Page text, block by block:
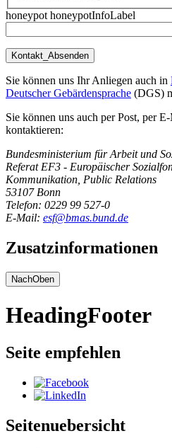
honeypot honeypotInfoLabel
Sie können uns Ihr Anliegen auch in
Deutscher Gebärdensprache (DGS)
Sie können uns auch per Post, per
kontaktieren:
Bundesministerium für Arbeit und
Referat EF3 - Europäischer
Kommunikation, Public Relations
53107 Bonn
Telefon: 0229 99 527-0
E-Mail: esf@bmas.bund.de
Zusatzinformationen
NachOben
HeadingFooter
Seite empfehlen
Seitenuebersicht